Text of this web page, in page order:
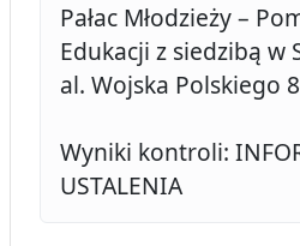
Pałac Młodzieży –
Edukacji z siedzibą w
al. Wojska Polskiego
Wyniki kontroli:
USTALENIA